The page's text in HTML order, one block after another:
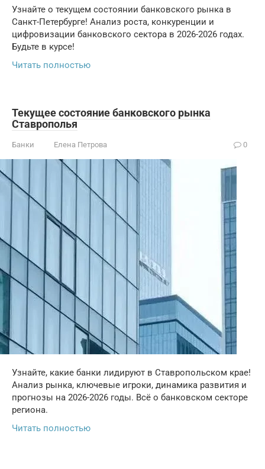
Узнайте о текущем состоянии банковского рынка в
Санкт-Петербурге! Анализ роста, конкуренции и
цифровизации банковского сектора в 2026-2026 годах.
Будьте в курсе!
Читать полностью
Текущее состояние банковского рынка
Ставрополья
Банки Елена Петрова 0
Узнайте, какие банки лидируют в Ставропольском крае!
Анализ рынка, ключевые игроки, динамика развития и
прогнозы на 2026-2026 годы. Всё о банковском секторе
региона.
Читать полностью